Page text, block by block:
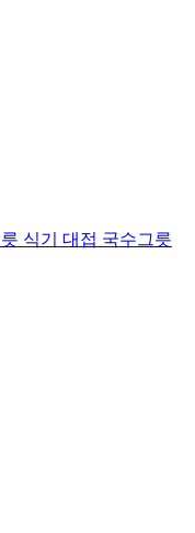
식기 대접 국수그릇